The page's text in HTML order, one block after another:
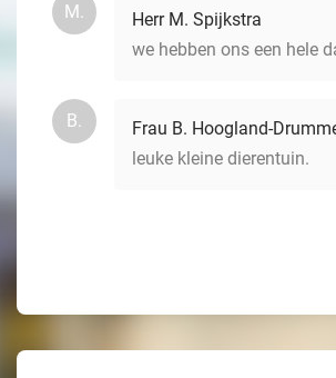
M.
Herr M. Spijkstra
we hebben ons een hele
B.
Frau B. Hoogland-
leuke kleine dierentuin.